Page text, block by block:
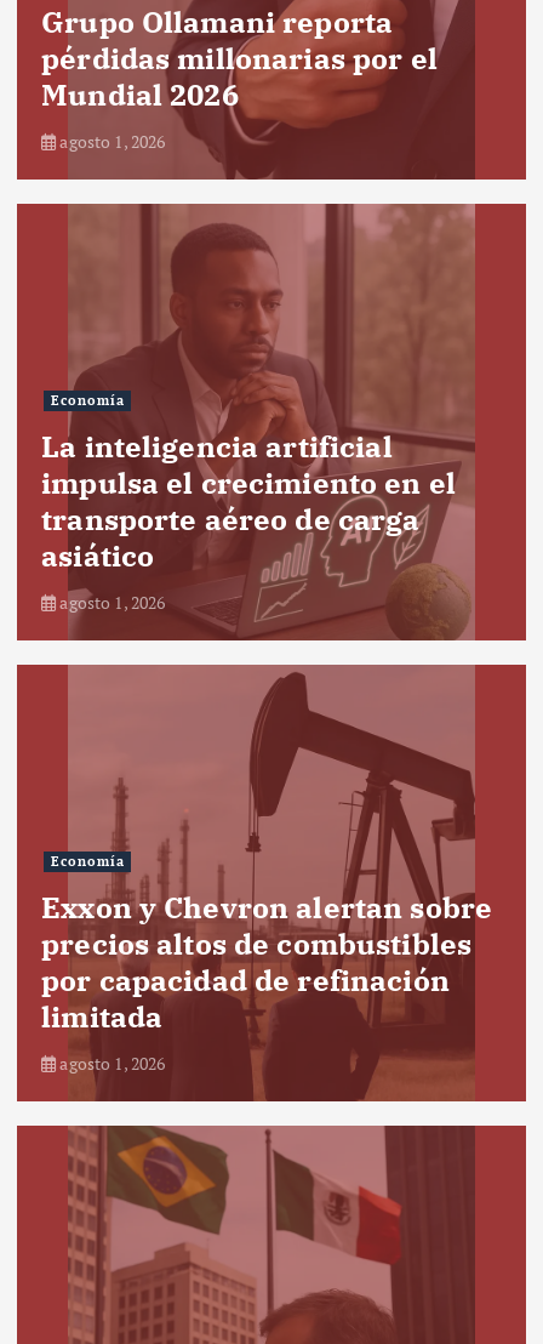
Grupo Ollamani reporta
pérdidas millonarias por el
Mundial 2026
agosto 1, 2026
Economía
La inteligencia artificial
impulsa el crecimiento en el
transporte aéreo de carga
asiático
agosto 1, 2026
Economía
Exxon y Chevron alertan sobre
precios altos de combustibles
por capacidad de refinación
limitada
agosto 1, 2026